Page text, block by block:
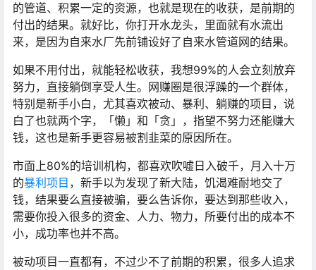
的管道、积累一定的资源，也就是现在的收获，是前期的
付出的结果。就好比，你打开水龙头，里面就有水流出
来，是因为自来水厂先前铺设好了自来水管道网的结果。
如果不用付出，就能轻松收获，我想99%的人会立刻放弃
努力，直接躺倒享受人生。网赚圈是很浮躁的一个群体，
特别是新手小白，尤其喜欢被动、暴利、躺赚的项目，说
白了也就两个字，「懒」和「贪」，指望不努力还能赚大
钱，这也是新手更容易被割韭菜的原因所在。
市面上80%的培训机构，都喜欢吹嘘日入破千，月入十万
的暴利项目 ，新手以为发现了新大陆，饥渴难耐地交了
钱，结果要么直接被骗，要么告诉你，要达到那些收入，
需要你投入很多的资金、人力、物力，所要付出的成本不
小，成功率也并不高。
被动项目一直都有，不过少不了前期的积累，很多人追求